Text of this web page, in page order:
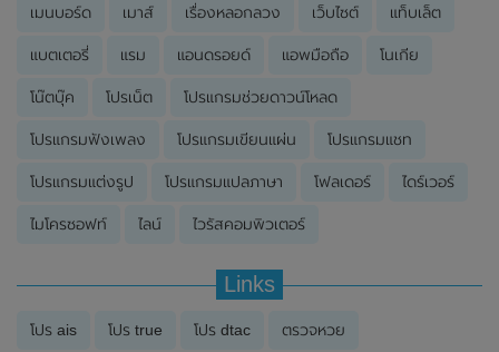
เมนบอร์ด เมาส์ เรื่องหลอกลวง เว็บไซต์ แท็บเล็ต
แบตเตอรี่ แรม แอนดรอยด์ แอพมือถือ โนเกีย
โน๊ตบุ๊ค โปรเน็ต โปรแกรมช่วยดาวน์โหลด
โปรแกรมฟังเพลง โปรแกรมเขียนแผ่น โปรแกรมแชท
โปรแกรมแต่งรูป โปรแกรมแปลภาษา โฟลเดอร์ ไดร์เวอร์
ไมโครซอฟท์ ไลน์ ไวรัสคอมพิวเตอร์
Links
โปร ais โปร true โปร dtac ตรวจหวย